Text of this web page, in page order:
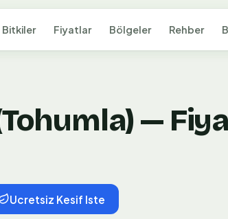
Bitkiler Fiyatlar Bölgeler Rehber
—
Ucretsiz Kesif Iste